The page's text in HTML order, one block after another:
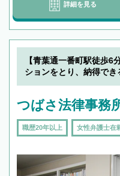
詳細を見る
【青葉通一番町駅徒歩6
ションをとり、納得で
つばさ法律事務
職歴20年以上 女性弁護士在